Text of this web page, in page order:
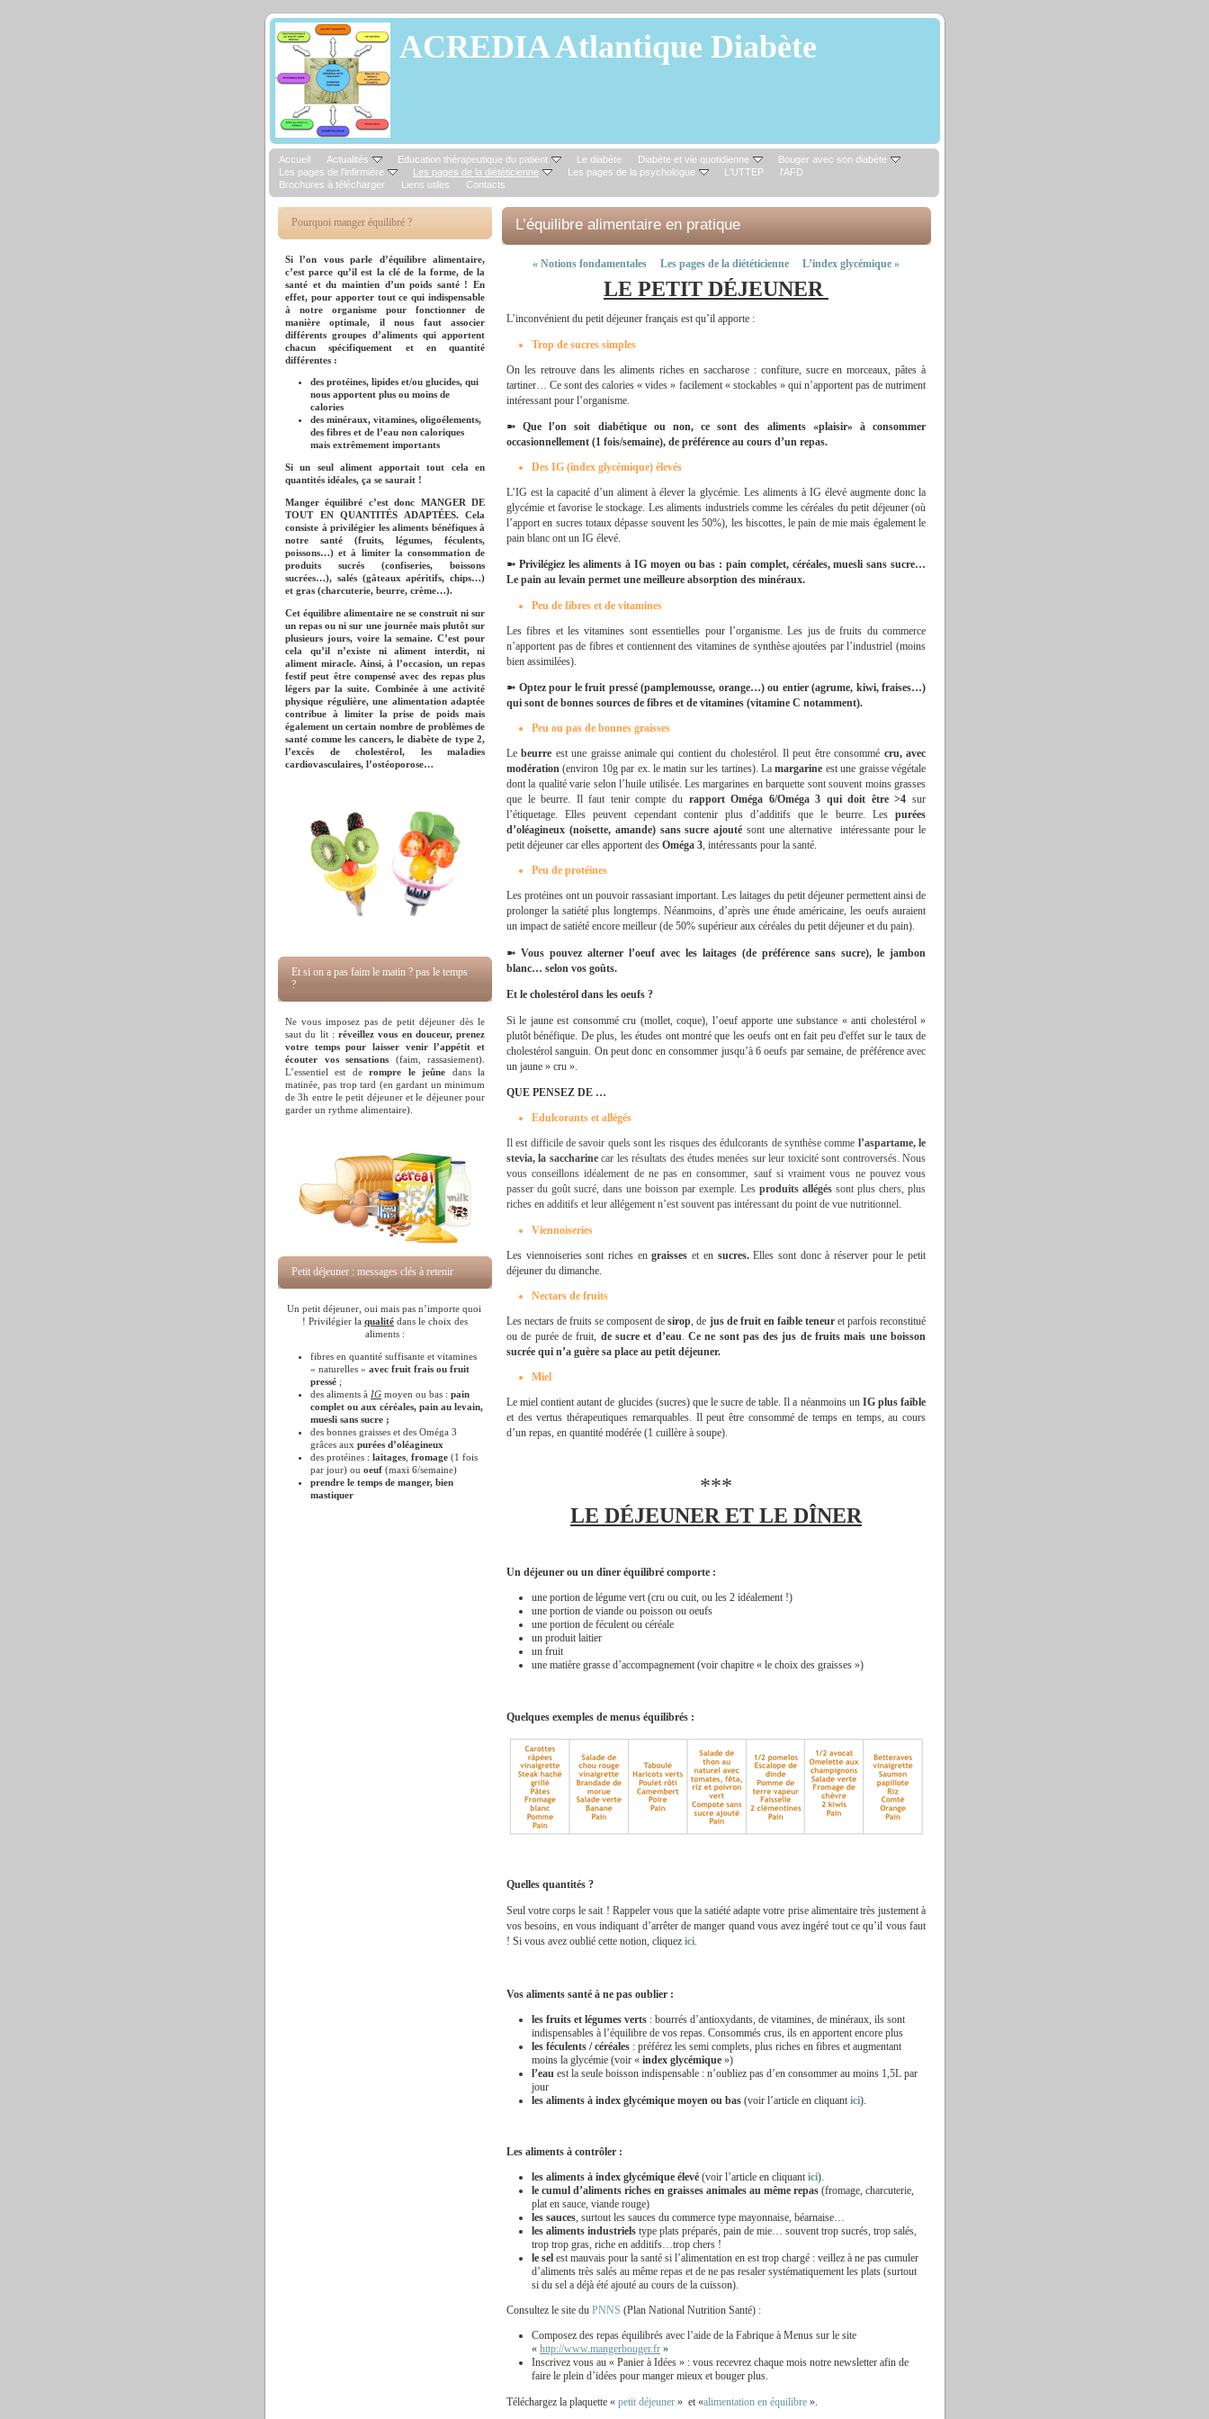
ACREDIA Atlantique Diabète
Accueil Actualités Education thérapeutique du patient Le diabète Diabète et vie quotidienne
Bouger avec son diabète
Les pages de l'infirmière
Les pages de la diététicienne Les pages de la psychologue L'UTTEP
l'AFD
Brochures à télécharger
Liens utiles Contacts
Pourquoi manger équilibré ?
Si l’on vous parle d’équilibre alimentaire,
c’est parce qu’il est la clé de la forme, de la
santé et du maintien d’un poids santé ! En
effet, pour apporter tout ce qui indispensable
à notre organisme pour fonctionner de
manière optimale, il nous faut associer
différents groupes d’aliments qui apportent
chacun spécifiquement et en quantité
différentes :
des protéines, lipides et/ou glucides, qui
nous apportent plus ou moins de
calories
des minéraux, vitamines, oligoélements,
des fibres et de l’eau non caloriques
mais extrêmement importants
Si un seul aliment apportait tout cela en
quantités idéales, ça se saurait !
Manger équilibré c’est donc MANGER DE
TOUT EN QUANTITÉS ADAPTÉES. Cela
consiste à privilégier les aliments bénéfiques à
notre santé (fruits, légumes, féculents,
poissons…) et à limiter la consommation de
produits sucrés (confiseries, boissons
sucrées…), salés (gâteaux apéritifs, chips…)
et gras (charcuterie, beurre, crème…).
Cet équilibre alimentaire ne se construit ni sur
un repas ou ni sur une journée mais plutôt sur
plusieurs jours, voire la semaine. C’est pour
cela qu’il n’existe ni aliment interdit, ni
aliment miracle. Ainsi, à l’occasion, un repas
festif peut être compensé avec des repas plus
légers par la suite. Combinée à une activité
physique régulière, une alimentation adaptée
contribue à limiter la prise de poids mais
également un certain nombre de problèmes de
santé comme les cancers, le diabète de type 2,
l’excès de cholestérol, les maladies
cardiovasculaires, l’ostéoporose…
Et si on a pas faim le matin ? pas le temps
?
Ne vous imposez pas de petit déjeuner dès le
saut du lit : réveillez vous en douceur, prenez
votre temps pour laisser venir l’appétit et
écouter vos sensations (faim, rassasiement).
L’essentiel est derompre le jeûne dans la
matinée, pas trop tard (en gardant un minimum
de 3h entre le petit déjeuner et le déjeuner pour
garder un rythme alimentaire).
Petit déjeuner : messages clés à retenir
Un petit déjeuner, oui mais pas n’importe quoi
! Privilégier la qualité dans le choix des
aliments :
fibres en quantité suffisante et vitamines
« naturelles » avec fruit frais ou fruit
pressé ;
des aliments à IG moyen ou bas : pain
complet ou aux céréales, pain au levain,
muesli sans sucre ;
des bonnes graisses et des Oméga 3
grâces aux purées d’oléagineux
des protéines : laitages fromage (1 fois
par jour) ou oeuf (maxi 6/semaine)
prendre le temps de manger, bien
mastiquer
L’équilibre alimentaire en pratique
«Notions fondamentales Les pages de la diététicienne L’index glycémique»
LE PETIT DÉJEUNER
L’inconvénient du petit déjeuner français est qu’il apporte :
Trop de sucres simples
On les retrouve dans les aliments riches en saccharose : confiture, sucre en morceaux, pâtes à
tartiner… Ce sont des calories « vides » facilement « stockables » qui n’apportent pas de nutriment
intéressant pour l’organisme.
➼ Que l’on soit diabétique ou non, ce sont des aliments «plaisir» à consommer
occasionnellement (1 fois/semaine), de préférence au cours d’un repas.
Des IG (index glycémique) élevés
L’IG est la capacité d’un aliment à élever la glycémie. Les aliments à IG élevé augmente donc la
glycémie et favorise le stockage. Les aliments industriels comme les céréales du petit déjeuner (où
l’apport en sucres totaux dépasse souvent les 50%), les biscottes, le pain de mie mais également le
pain blanc ont un IG élevé.
➼ Privilégiez les aliments à IG moyen ou bas : pain complet, céréales, muesli sans sucre…
Le pain au levain permet une meilleure absorption des minéraux.
Peu de fibres et de vitamines
Les fibres et les vitamines sont essentielles pour l’organisme. Les jus de fruits du commerce
n’apportent pas de fibres et contiennent des vitamines de synthèse ajoutées par l’industriel (moins
bien assimilées).
➼ Optez pour le fruit pressé (pamplemousse, orange…) ou entier (agrume, kiwi, fraises…)
qui sont de bonnes sources de fibres et de vitamines (vitamine C notamment).
Peu ou pas de bonnes graisses
Lebeurre est une graisse animale qui contient du cholestérol. Il peut être consommé cru, avec
modération (environ 10g par ex. le matin sur les tartines). Lamargarine est une graisse végétale
dont la qualité varie selon l’huile utilisée. Les margarines en barquette sont souvent moins grasses
que le beurre. Il faut tenir compte du rapport Oméga 6/Oméga 3 qui doit être >4 sur
l’étiquetage. Elles peuvent cependant contenir plus d’additifs que le beurre. Les purées
d’oléagineux (noisette, amande) sans sucre ajouté sont une alternative intéressante pour le
petit déjeuner car elles apportent des Oméga 3, intéressants pour la santé.
Peu de protéines
Les protéines ont un pouvoir rassasiant important. Les laitages du petit déjeuner permettent ainsi de
prolonger la satiété plus longtemps. Néanmoins, d’après une étude américaine, les oeufs auraient
un impact de satiété encore meilleur (de 50% supérieur aux céréales du petit déjeuner et du pain).
➼ Vous pouvez alterner l’oeuf avec les laitages (de préférence sans sucre), le jambon
blanc… selon vos goûts.
Et le cholestérol dans les oeufs ?
Si le jaune est consommé cru (mollet, coque), l’oeuf apporte une substance « anti cholestérol »
plutôt bénéfique. De plus, les études ont montré que les oeufs ont en fait peu d'effet sur le taux de
cholestérol sanguin. On peut donc en consommer jusqu’à 6 oeufs par semaine, de préférence avec
un jaune » cru ».
QUE PENSEZ DE …
Edulcorants et allégés
Il est difficile de savoir quels sont les risques des édulcorants de synthèse comme l’aspartame, le
stevia, la saccharinecar les résultats des études menées sur leur toxicité sont controversés. Nous
vous conseillons idéalement de ne pas en consommer, sauf si vraiment vous ne pouvez vous
passer du goût sucré, dans une boisson par exemple. Les produits allégés sont plus chers, plus
riches en additifs et leur allégement n’est souvent pas intéressant du point de vue nutritionnel.
Viennoiseries
Les viennoiseries sont riches engraisses et en sucres.Elles sont donc à réserver pour le petit
déjeuner du dimanche.
Nectars de fruits
Les nectars de fruits se composent desirop, de jus de fruit en faible teneur et parfois reconstitué
ou de purée de fruit, de sucre et d’eau. Ce ne sont pas des jus de fruits mais une boisson
sucrée qui n’a guère sa place au petit déjeuner.
Miel
Le miel contient autant de glucides (sucres) que le sucre de table. Il a néanmoins un IG plus faible
et des vertus thérapeutiques remarquables. Il peut être consommé de temps en temps, au cours
d’un repas, en quantité modérée (1 cuillère à soupe).
***
LE DÉJEUNER ET LE DÎNER
Un déjeuner ou un dîner équilibré comporte :
une portion de légume vert (cru ou cuit, ou les 2 idéalement !)
une portion de viande ou poisson ou oeufs
une portion de féculent ou céréale
un produit laitier
un fruit
une matière grasse d’accompagnement (voir chapitre « le choix des graisses »)
Quelques exemples de menus équilibrés :
Quelles quantités ?
Seul votre corps le sait ! Rappeler vous que la satiété adapte votre prise alimentaire très justement à
vos besoins, en vous indiquant d’arrêter de manger quand vous avez ingéré tout ce qu’il vous faut
! Si vous avez oublié cette notion, cliquez ici.
Vos aliments santé à ne pas oublier :
les fruits et légumes verts : bourrés d’antioxydants, de vitamines, de minéraux, ils sont
indispensables à l’équilibre de vos repas. Consommés crus, ils en apportent encore plus
les féculents / céréales : préférez les semi complets, plus riches en fibres et augmentant
moins la glycémie (voir « index glycémique »)
l’eau est la seule boisson indispensable : n’oubliez pas d’en consommer au moins 1,5L par
jour
les aliments à index glycémique moyen ou bas (voir l’article en cliquant ici).
Les aliments à contrôler :
les aliments à index glycémique élevé (voir l’article en cliquant ici).
le cumul d’aliments riches en graisses animales au même repas (fromage, charcuterie,
plat en sauce, viande rouge)
les sauces, surtout les sauces du commerce type mayonnaise, béarnaise…
les aliments industriels type plats préparés, pain de mie… souvent trop sucrés, trop salés,
trop trop gras, riche en additifs…trop chers !
le sel est mauvais pour la santé si l’alimentation en est trop chargé : veillez à ne pas cumuler
d’aliments très salés au même repas et de ne pas resaler systématiquement les plats (surtout
si du sel a déjà été ajouté au cours de la cuisson).
Consultez le site du PNNS (Plan National Nutrition Santé) :
Composez des repas équilibrés avec l’aide de la Fabrique à Menus sur le site
« http://www.mangerbouger.fr »
Inscrivez vous au « Panier à Idées » : vous recevrez chaque mois notre newsletter afin de
faire le plein d’idées pour manger mieux et bouger plus.
Téléchargez la plaquette « petit déjeuner » et «alimentation en équilibre ».